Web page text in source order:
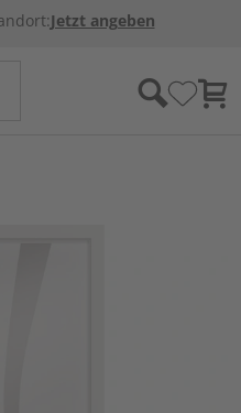
Jetzt angeben